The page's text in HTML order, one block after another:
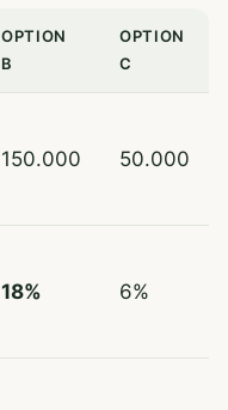
OPTION
B
OPTION
C
150.000 50.000
18% 6%